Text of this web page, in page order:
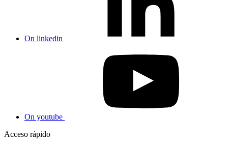
On linkedin
On youtube
Acceso rápido